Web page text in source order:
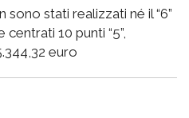
stati realizzati né il “6”
centrati 10 punti “5”,
euro